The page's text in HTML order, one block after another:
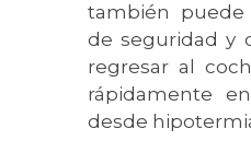
también
de seguridad y
regresar al
rápidamente
desde